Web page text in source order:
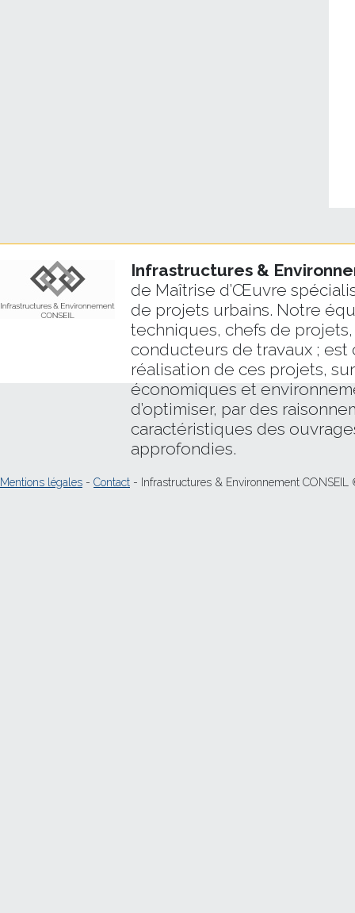
Infrastructures &
de Maîtrise d’Œuvre
de projets urbains. Notre
techniques, chefs de
conducteurs de travaux ;
réalisation de ces projets,
économiques et
d’optimiser, par des
caractéristiques des
approfondies.
Mentions légales - Contact - Infrastructures & Environnement